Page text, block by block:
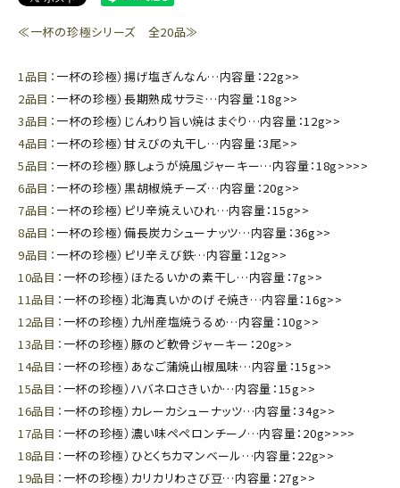
≪一杯の珍極シリーズ 全20品≫
1品目： 一杯の珍極）揚げ塩ぎんなん…内容量：22g>>
2品目： 一杯の珍極）長期熟成サラミ…内容量：18g>>
3品目： 一杯の珍極）じんわり旨い焼はまぐり…内容量：12g>>
4品目： 一杯の珍極）甘えびの丸干し…内容量：3尾>>
5品目： 一杯の珍極）豚しょうが焼風ジャーキー…内容量：18g>>>>
6品目： 一杯の珍極）黒胡椒焼チーズ…内容量：20g>>
7品目： 一杯の珍極）ピリ辛焼えいひれ…内容量：15g>>
8品目： 一杯の珍極）備長炭カシューナッツ…内容量：36g>>
9品目： 一杯の珍極）ピリ辛えび鉄…内容量：12g>>
10品目： 一杯の珍極）ほたるいかの素干し…内容量：7g>>
11品目： 一杯の珍極）北海真いかのげそ焼き…内容量：16g>>
12品目： 一杯の珍極）九州産塩焼うるめ…内容量：10g>>
13品目： 一杯の珍極）豚のど軟骨ジャーキー：20g>>
14品目： 一杯の珍極）あなご蒲焼山椒風味…内容量：15g>>
15品目： 一杯の珍極）ハバネロさきいか…内容量：15g>>
16品目： 一杯の珍極）カレーカシューナッツ…内容量：34g>>
17品目： 一杯の珍極）濃い味ペペロンチーノ…内容量：20g>>>>
18品目： 一杯の珍極）ひとくちカマンベール…内容量：22g>>
19品目： 一杯の珍極）カリカリわさび豆…内容量：27g>>